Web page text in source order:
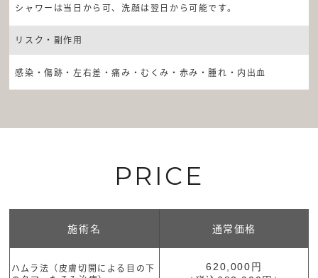
シャワーは当日から可、洗顔は翌日から可能です。
リスク・副作用
感染・傷跡・左右差・痛み・むくみ・赤み・腫れ・内出血
PRICE
施術名 通常価格
ハムラ法（皮膚切開による目の下
620,000円